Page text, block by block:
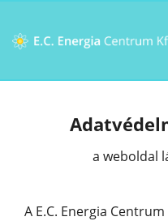
a weboldal
A E.C. Energia